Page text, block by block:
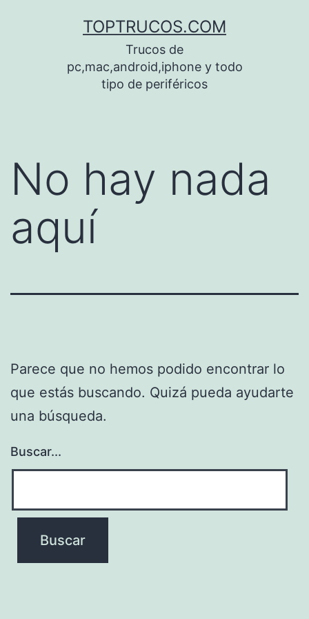
TOPTRUCOS.COM
Trucos de
pc,mac,android,iphone y todo
tipo de periféricos
No hay nada
aquí
Parece que no hemos podido encontrar lo
que estás buscando. Quizá pueda ayudarte
una búsqueda.
Buscar...